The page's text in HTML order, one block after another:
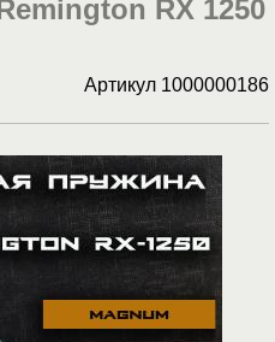
RX 1250
Артикул 1000000186